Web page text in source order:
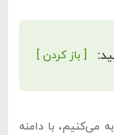
[ باز کردن ]
می‌کنیم، با دامنه